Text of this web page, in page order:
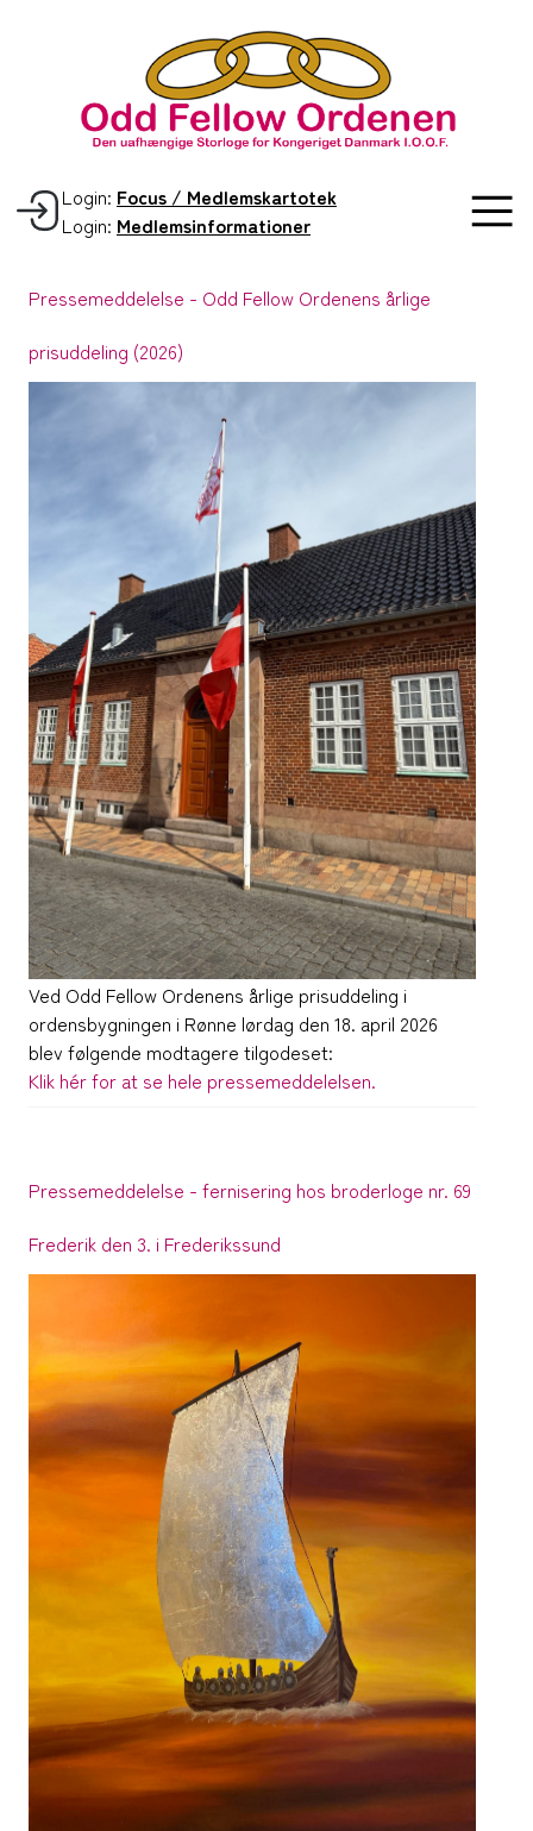
Login: Focus / Medlemskartotek
Login: Medlemsinformationer
Pressemeddelelse - Odd Fellow Ordenens årlige
prisuddeling (2026)
Ved Odd Fellow Ordenens årlige prisuddeling i
ordensbygningen i Rønne lørdag den 18. april 2026
blev følgende modtagere tilgodeset:
Klik hér for at se hele pressemeddelelsen.
Pressemeddelelse - fernisering hos broderloge nr. 69
Frederik den 3. i Frederikssund